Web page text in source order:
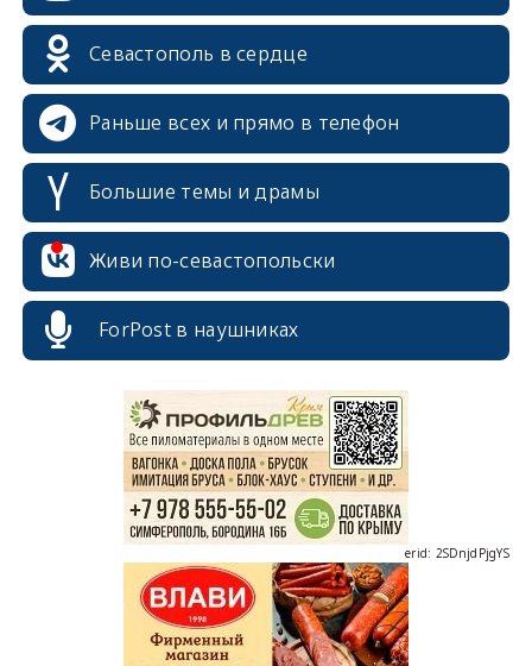
Севастополь в сердце
Раньше всех и прямо в телефон
Большие темы и драмы
Живи по-севастопольски
ForPost в наушниках
erid: 2SDnjdPjgYS